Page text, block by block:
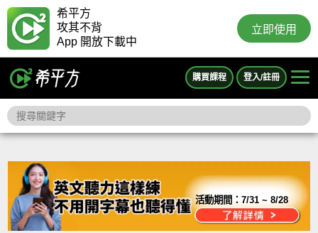
希平方
攻其不背
App 開放下載中
立即使用
購買課程 登入/註冊
活動期間：7/31 ~ 8/28